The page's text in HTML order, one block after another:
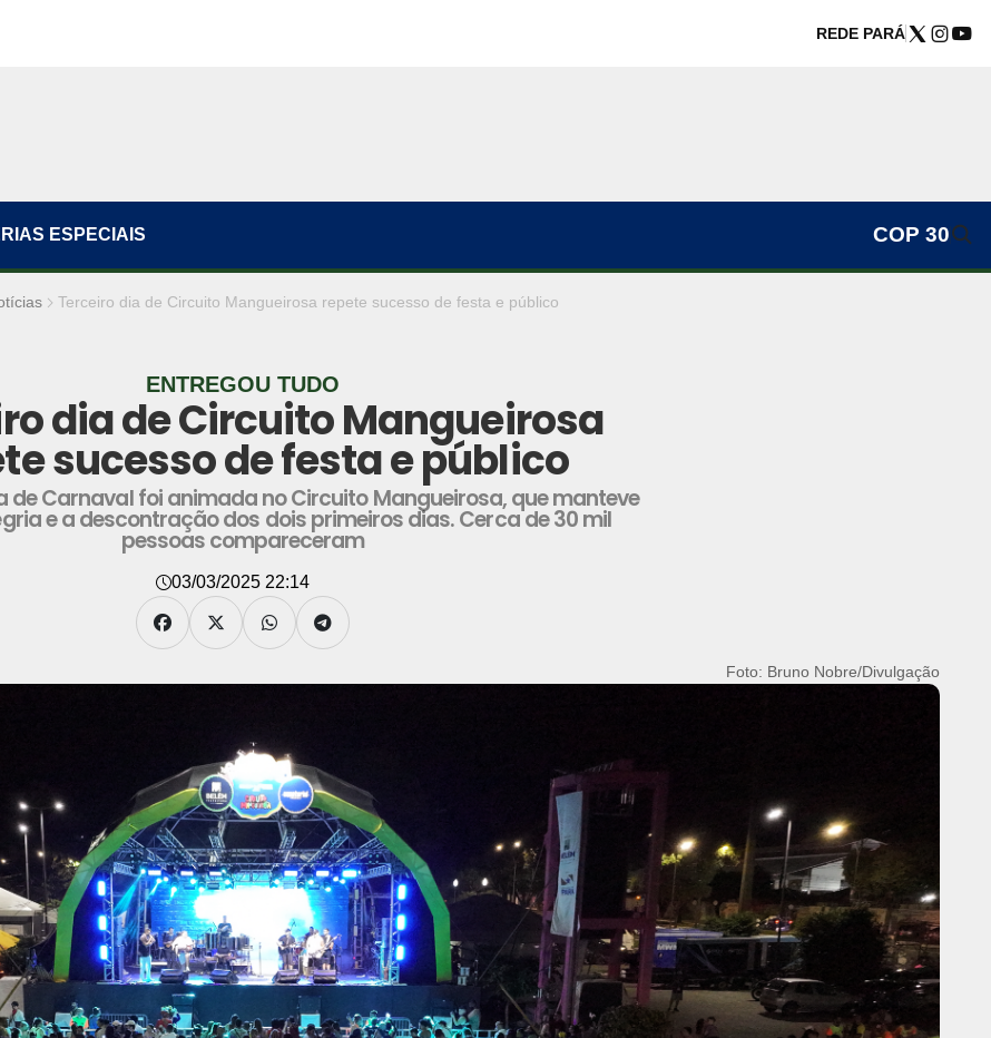
REDE PARÁ
ESPECIAIS COP 30
Terceiro dia de Circuito Mangueirosa repete sucesso de festa e público
ENTREGOU TUDO
dia de Circuito Mangueirosa
sucesso de festa e público
de Carnaval foi animada no Circuito Mangueirosa, que manteve
e a descontração dos dois primeiros dias. Cerca de 30 mil
pessoas compareceram
03/03/2025 22:14
Foto: Bruno Nobre/Divulgação